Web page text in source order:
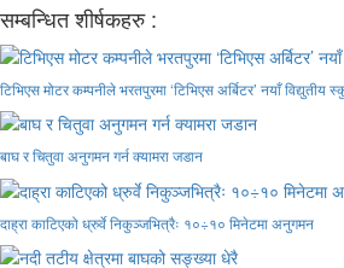
सम्बन्धित शीर्षकहरु :
टिभिएस मोटर कम्पनीले भरतपुरमा ‘टिभिएस अर्बिटर’ नयाँ विद्युतीय
बाघ र चितुवा अनुगमन गर्न क्यामरा जडान
दाह्रा काटिएको ध्रुर्वे निकुञ्जभित्रैः १०÷१० मिनेटमा अनुगमन